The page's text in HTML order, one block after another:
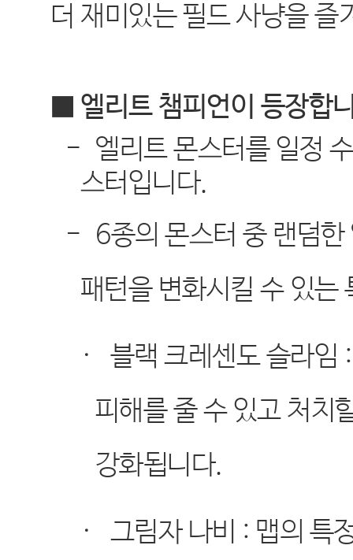
더 재미있는 필드 사냥을 즐
■ 엘리트 챔피언이 등장합
- 엘리트 몬스터를 일정
스터입니다.
- 6종의 몬스터 중 랜덤
패턴을 변화시킬 수 있는
· 블랙 크레센도 슬라임
피해를 줄 수 있고 처치
강화됩니다.
· 그림자 나비 : 맵의 특